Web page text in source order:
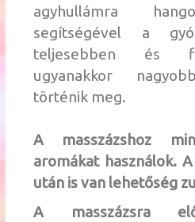
agyhullámra
segítségével a
teljesebben és
ugyanakkor
történik meg.
A masszázshoz
aromákat használok.
után is van lehetőség
A masszázsra